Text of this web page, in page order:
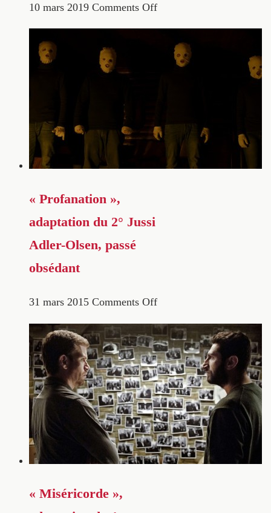
10 mars 2019 Comments Off
« Profanation »,
adaptation du 2° Jussi
Adler-Olsen, passé
obsédant
31 mars 2015 Comments Off
« Miséricorde »,